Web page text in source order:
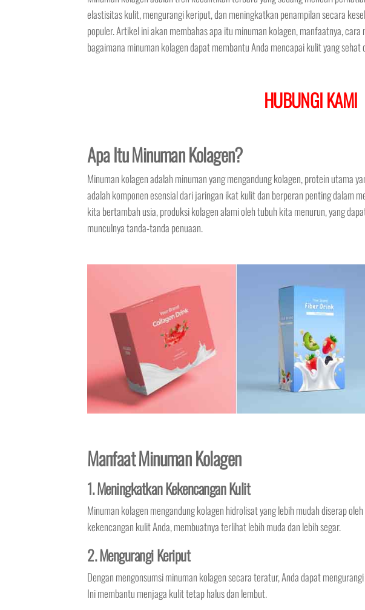
elastisitas kulit, mengurangi keriput, dan meningkatkan penampilan secara
populer. Artikel ini akan membahas apa itu minuman kolagen, manfaatnya,
bagaimana minuman kolagen dapat membantu Anda mencapai kulit yang sehat
HUBUNGI KAMI
Apa Itu Minuman Kolagen?
Minuman kolagen adalah minuman yang mengandung kolagen, protein utama
adalah komponen esensial dari jaringan ikat kulit dan berperan penting dalam
kita bertambah usia, produksi kolagen alami oleh tubuh kita menurun, yang
munculnya tanda-tanda penuaan.
Manfaat Minuman Kolagen
1. Meningkatkan Kekencangan Kulit
Minuman kolagen mengandung kolagen hidrolisat yang lebih mudah diserap
kekencangan kulit Anda, membuatnya terlihat lebih muda dan lebih segar.
2. Mengurangi Keriput
Dengan mengonsumsi minuman kolagen secara teratur, Anda dapat
Ini membantu menjaga kulit tetap halus dan lembut.